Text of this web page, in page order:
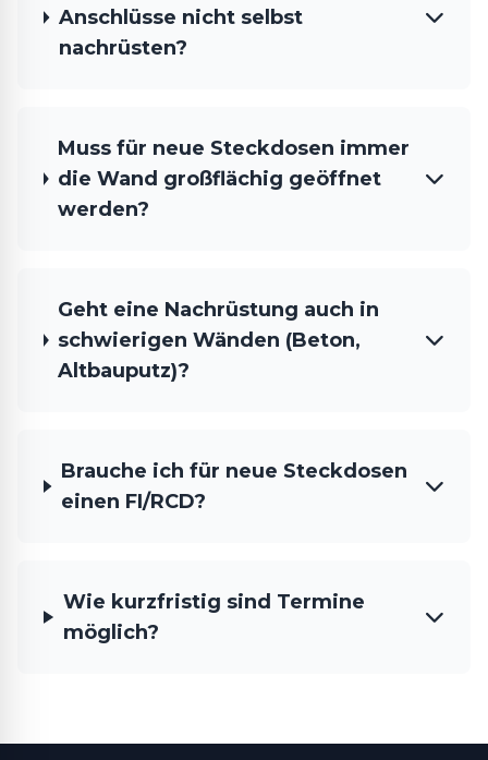
Anschlüsse nicht selbst
nachrüsten?
Muss für neue Steckdosen immer
die Wand großflächig geöffnet
werden?
Geht eine Nachrüstung auch in
schwierigen Wänden (Beton,
Altbauputz)?
Brauche ich für neue Steckdosen
einen FI/RCD?
Wie kurzfristig sind Termine
möglich?